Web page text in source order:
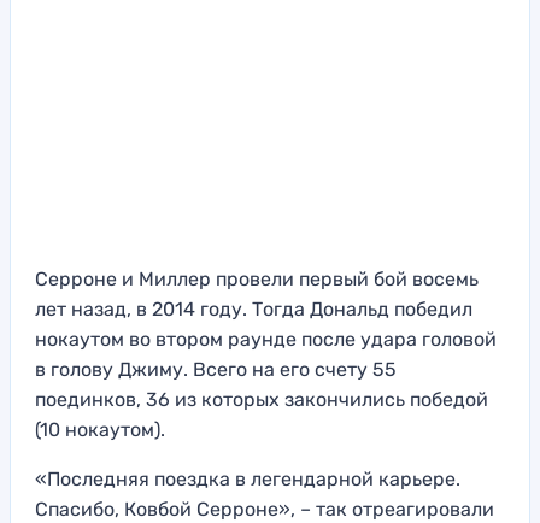
Серроне и Миллер провели первый бой восемь
лет назад, в 2014 году. Тогда Дональд победил
нокаутом во втором раунде после удара головой
в голову Джиму. Всего на его счету 55
поединков, 36 из которых закончились победой
(10 нокаутом).
«Последняя поездка в легендарной карьере.
Спасибо, Ковбой Серроне», – так отреагировали